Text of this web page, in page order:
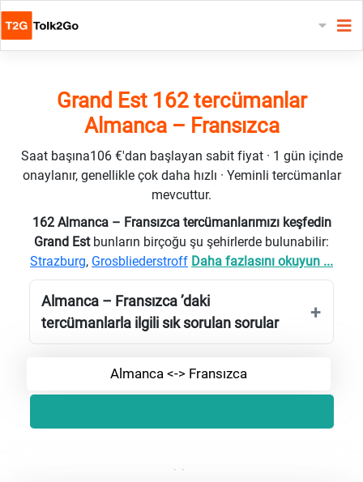
Grand Est 162 tercümanlar
Almanca – Fransızca
Saat başına106 €'dan başlayan sabit fiyat · 1 gün içinde
onaylanır, genellikle çok daha hızlı · Yeminli tercümanlar
mevcuttur.
162 Almanca – Fransızca tercümanlarımızı keşfedin
Grand Est bunların birçoğu şu şehirlerde bulunabilir:
Strazburg, Grosbliederstroff Daha fazlasını okuyun ...
Almanca – Fransızca ’daki
tercümanlarla ilgili sık sorulan sorular
Almanca <-> Fransızca